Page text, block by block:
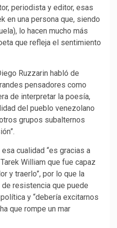
periodista y editor, esas
en una persona que, siendo
lo hacen mucho más
que refleja el sentimiento
Ruzzarin habló de
pensadores como
de interpretar la poesía,
del pueblo venezolano
grupos subalternos
cualidad “es gracias a
William que fue capaz
y traerlo”, por lo que la
resistencia que puede
y “debería excitarnos
que rompe un mar